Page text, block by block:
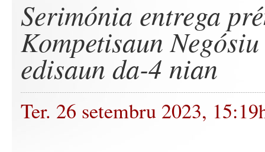
Serimónia entrega
Kompetisaun
edisaun da-4 nian
Ter. 26 setembru 2023,